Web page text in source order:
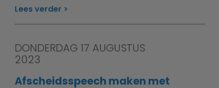
Lees verder
DONDERDAG 17 AUGUSTUS
2023
Afscheidsspeech maken met